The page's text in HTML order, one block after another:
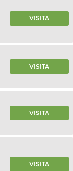
VISITA
VISITA
VISITA
VISITA